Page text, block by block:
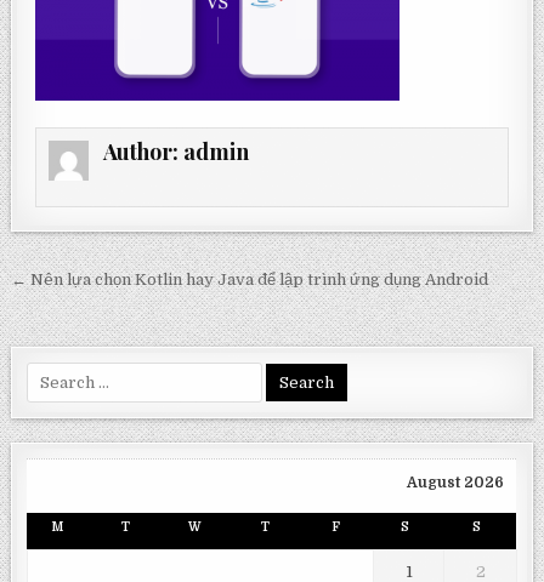
Author: admin
Post
navigation
← Nên lựa chọn Kotlin hay Java để lập trình ứng dụng Android
August 2026
M T W T F S S
1 2